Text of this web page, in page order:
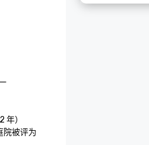
年）
院被评为